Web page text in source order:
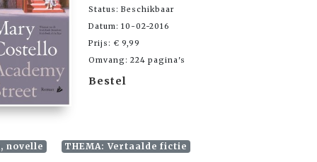
Status: Beschikbaar
Datum: 10-02-2016
Prijs: € 9,99
Omvang: 224 pagina's
Bestel
novelle THEMA: Vertaalde fictie